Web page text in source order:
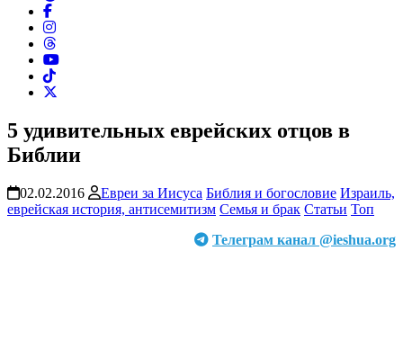
5 удивительных еврейских отцов в
Библии
02.02.2016 Евреи за Иисуса Библия и богословие Израиль,
еврейская история, антисемитизм Семья и брак Статьи Топ
Телеграм канал @ieshua.org